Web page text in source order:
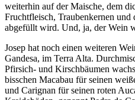
weiterhin auf der Maische, dem
Fruchtfleisch, Traubenkernen und
abgefüllt wird. Und, ja, der Wein
Josep hat noch einen weiteren
Gandesa, im Terra Alta.
Pfirsich- und Kirschbäumen
bisschen Macabau für seinen
und Carignan für seinen roten